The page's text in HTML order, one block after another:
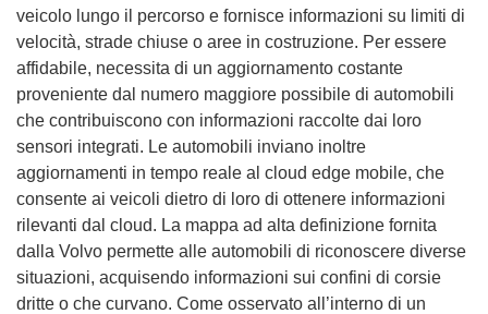
veicolo lungo il percorso e fornisce informazioni su limiti di
velocità, strade chiuse o aree in costruzione. Per essere
affidabile, necessita di un aggiornamento costante
proveniente dal numero maggiore possibile di automobili
che contribuiscono con informazioni raccolte dai loro
sensori integrati. Le automobili inviano inoltre
aggiornamenti in tempo reale al cloud edge mobile, che
consente ai veicoli dietro di loro di ottenere informazioni
rilevanti dal cloud. La mappa ad alta definizione fornita
dalla Volvo permette alle automobili di riconoscere diverse
situazioni, acquisendo informazioni sui confini di corsie
dritte o che curvano. Come osservato all’interno di un